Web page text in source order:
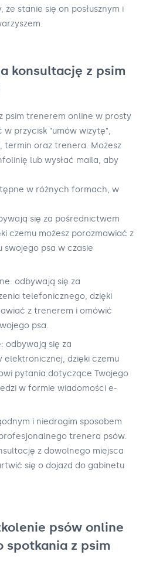
że stanie się on posłusznym i
konsultację z psim
psim trenerem online w prosty
w przycisk "umów wizytę",
termin oraz trenera. Możesz
lub wysłać maila, aby
w różnych formach, w
się za pośrednictwem
czemu możesz porozmawiać z
psa w czasie
odbywają się za
telefonicznego, dzięki
z trenerem i omówić
psa.
odbywają się za
dzięki czemu
pytania dotyczące Twojego
w formie wiadomości e-
i niedrogim sposobem
trenera psów.
z dowolnego miejsca
się o dojazd do gabinetu
psów online
spotkania z psim